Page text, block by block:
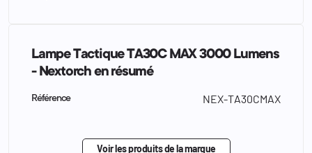
Lampe Tactique TA30C MAX 3000 Lumens
- Nextorch en résumé
Référence NEX-TA30CMAX
Voir les produits de la marque